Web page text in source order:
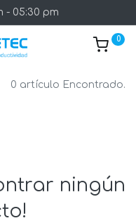
- 05:30 pm
0
0 artículo Encontrado.
ningún